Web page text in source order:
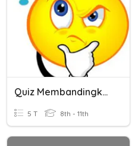
Quiz Membandingkan Informasi
5 T 8th - 11th